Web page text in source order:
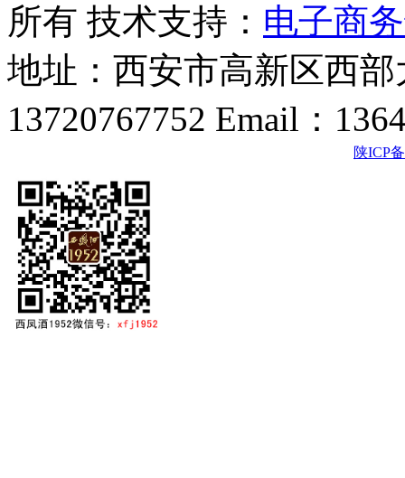
所有 技术支持： 电子商
地址：西安市高新区西
13720767752 Email：
陕ICP